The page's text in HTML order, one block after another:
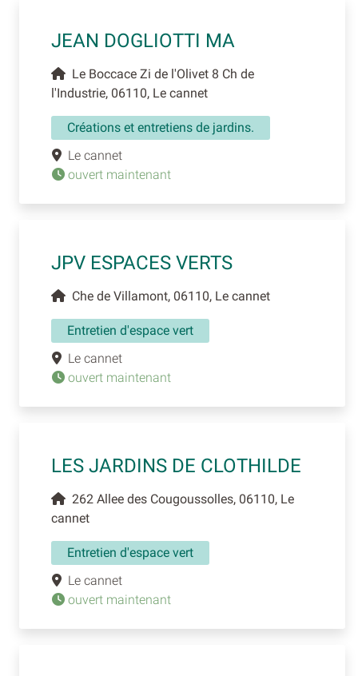
JEAN DOGLIOTTI MA
Le Boccace Zi de l'Olivet 8 Ch de
l'Industrie, 06110, Le cannet
Créations et entretiens de jardins.
Le cannet
ouvert maintenant
JPV ESPACES VERTS
Che de Villamont, 06110, Le cannet
Entretien d'espace vert
Le cannet
ouvert maintenant
LES JARDINS DE CLOTHILDE
262 Allee des Cougoussolles, 06110, Le
cannet
Entretien d'espace vert
Le cannet
ouvert maintenant